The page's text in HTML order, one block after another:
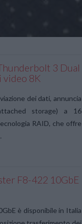
3 Dual
video 8K
dei dati, annuncia
storage) a 16
RAID, che offre
F8-422 10GbE
è disponibile in Italia